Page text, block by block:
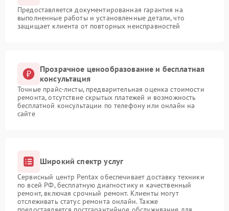
Предоставляется документированная гарантия на
выполненные работы и установленные детали, что
защищает клиента от повторных неисправностей
Прозрачное ценообразование и бесплатная
консультация
Точные прайс-листы, предварительная оценка стоимости
ремонта, отсутствие скрытых платежей и возможность
бесплатной консультации по телефону или онлайн на
сайте
Широкий спектр услуг
Сервисный центр Pentax обеспечивает доставку техники
по всей РФ, бесплатную диагностику и качественный
ремонт, включая срочный ремонт. Клиенты могут
отслеживать статус ремонта онлайн. Также